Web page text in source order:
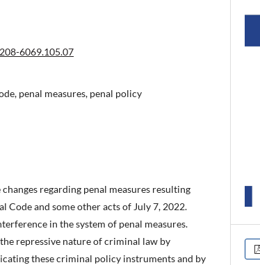
6069.105.07
penal measures, penal policy
regarding penal measures resulting
Code and some other acts of July 7, 2022.
in the system of penal measures.
repressive nature of criminal law by
these criminal policy instruments and by